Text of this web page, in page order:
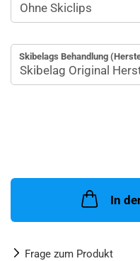
Skibelags Behandlung
In
Frage zum Produkt